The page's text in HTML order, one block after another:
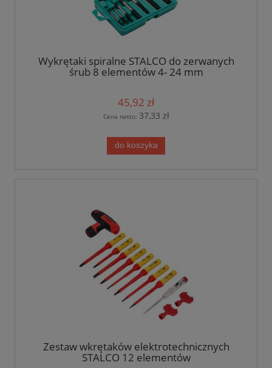
Wykrętaki spiralne STALCO do zerwanych
śrub 8 elementów 4- 24 mm
45,92 zł
Cena netto: 37,33 zł
do koszyka
Zestaw wkrętaków elektrotechnicznych
STALCO 12 elementów